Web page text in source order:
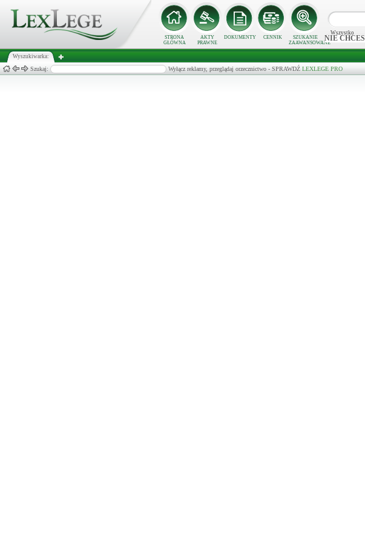
STRONA
GŁÓWNA
AKTY
PRAWNE
DOKUMENTY CENNIK
SZUKANIE
ZAAWANSOWANE
Wszystko
NIE
Wyszukiwarka:
Szukaj: Wyłącz reklamy, przeglądaj orzecznictwo - SPRAWDŹ LEXLEGE PRO